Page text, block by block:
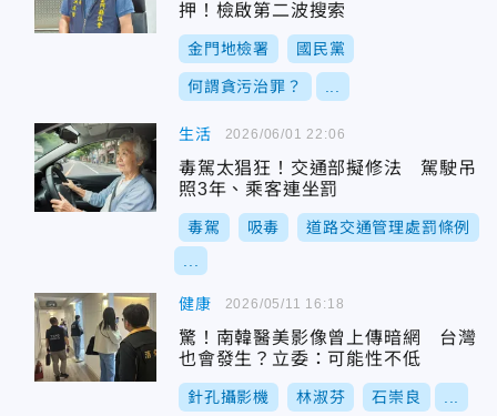
押！檢啟第二波搜索
金門地檢署 國民黨
何謂貪污治罪？
生活
毒駕太猖狂！交通部擬修法 駕駛吊
照3年、乘客連坐罰
毒駕 吸毒 道路交通管理處罰條例
2026/06/01 22:06
健康
驚！南韓醫美影像曾上傳暗網 台灣
也會發生？立委：可能性不低
針孔攝影機 林淑芬 石崇良
2026/05/11 16:18